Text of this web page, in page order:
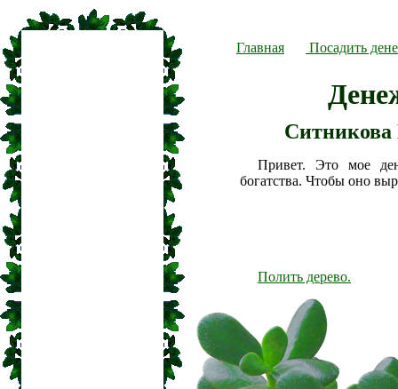
Главная Посадить
Ситникова
Привет. Это мое
богатства. Чтобы оно
Полить дерево.